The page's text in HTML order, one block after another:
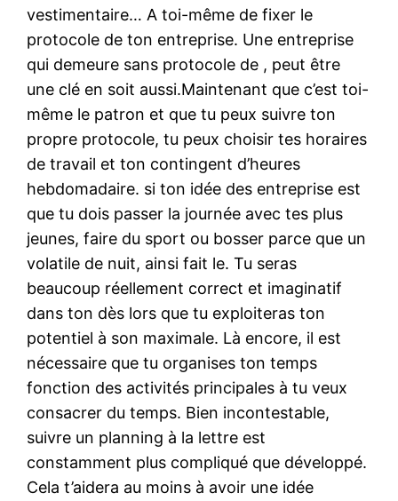
vestimentaire… A toi-même de fixer le
protocole de ton entreprise. Une entreprise
qui demeure sans protocole de , peut être
une clé en soit aussi.Maintenant que c’est toi-
même le patron et que tu peux suivre ton
propre protocole, tu peux choisir tes horaires
de travail et ton contingent d’heures
hebdomadaire. si ton idée des entreprise est
que tu dois passer la journée avec tes plus
jeunes, faire du sport ou bosser parce que un
volatile de nuit, ainsi fait le. Tu seras
beaucoup réellement correct et imaginatif
dans ton dès lors que tu exploiteras ton
potentiel à son maximale. Là encore, il est
nécessaire que tu organises ton temps
fonction des activités principales à tu veux
consacrer du temps. Bien incontestable,
suivre un planning à la lettre est
constamment plus compliqué que développé.
Cela t’aidera au moins à avoir une idée